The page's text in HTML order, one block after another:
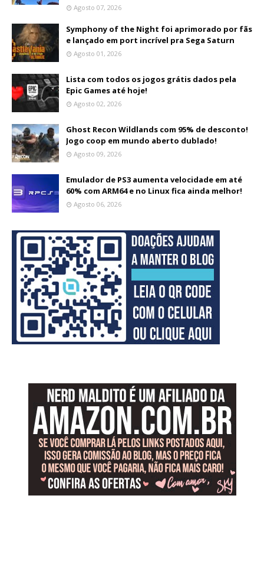
Agosto 07, 2026
Symphony of the Night foi aprimorado por fãs
e lançado em port incrível pra Sega Saturn
Agosto 01, 2026
Lista com todos os jogos grátis dados pela
Epic Games até hoje!
Agosto 02, 2026
Ghost Recon Wildlands com 95% de desconto!
Jogo coop em mundo aberto dublado!
Agosto 09, 2026
Emulador de PS3 aumenta velocidade em até
60% com ARM64 e no Linux fica ainda melhor!
Agosto 06, 2026